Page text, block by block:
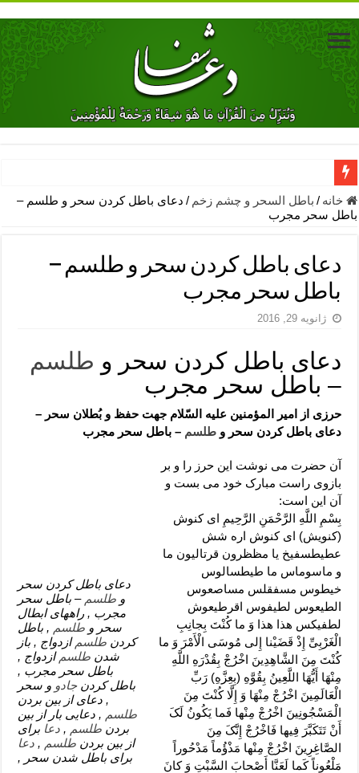
دعای جلب محبت فوری معشوق – دعای جلب محبت شوهر
دعای مشکل گشا برای رفع فقر – ذکرهای روزی‌ بخش
معجزات دعای یا من اظهر الجمیل – دعای یا من اظهر الجمیل برای
مهم ترین اذکار الهی و فضیلت آن ها – ذکر مخصوص مستجاب الدعوه
دعا برای ترس بچه ها در خواب – دعای ترس و بی خوابی کودکان
دعای رفع فقر و طلب رزق و روزی – آیه‌ جلب ثروت و برکت مال
لا حول ولا قوة الا بالله برای چشم زخم – دعای چشم زخم ماشاالله
دعای قوی رفع ترس – دعای مجرب برای آرامش قلب و رفع اضطراب
خانه / باطل السحر و چشم زخم / دعای باطل کردن سحر و طلسم –
باطل سحر مجرب
دعای باطل کردن سحر و طلسم –
باطل سحر مجرب
ژانویه 29, 2016
دعای باطل کردن سحر و طلسم
– باطل سحر مجرب
حرزی از امیر المؤمنین علیه السّلام جهت حفظ و بُطلان سحر –
دعای باطل کردن سحر وطلسم – باطل سحر مجرب
دعای باطل کردن سحر
و طلسم – باطل سحر
مجرب , راههای ابطال
سحر و طلسم , باطل
کردن طلسم ازدواج , باز
شدن طلسم ازدواج ,
باطل سحر مجرب ,
باطل کردنجادو و سحر
, دعای از بین بردن
طلسم , دعایی بار از بین
بردن طلسم , دعا برای
از بین بردن طلسم , دعا
برای باطل شدن سحر ,
آن حضرت مى ‏نوشت این حرز را و بر
بازوى راست مبارک خود مى‏ بست و
آن این است:
بِسْمِ اللَّهِ الرَّحْمَنِ الرَّحِیمِ اى کنوش
(کنویش‏) اى کنوش اره شش
عطیطسفیخ یا مظظرون قرتالیون ما
و ماسوماس ما طیطسالوس
خیطوس مسفقلس مساصعوس
الطیعوس لطیفوس اقرطیعوش
لطفیکس هذا هذا وَ ما کُنْتَ بِجانِبِ
الْغَرْبِیِّ إِذْ قَضَیْنا إِلى‏ مُوسَى الْأَمْرَ وَ ما
کُنْتَ مِنَ الشَّاهِدِینَ اخْرُجْ بِقُدْرَهِ اللَّهِ
مِنْهَا أَیُّهَا اللَّعِینُ بِقُوَّهِ (بِعِزَّهِ) رَبِّ
الْعَالَمِینَ اخْرُجْ مِنْهَا وَ إِلَّا کُنْتَ مِنَ
الْمَسْجُونِینَ اخْرُجْ مِنْها فَما یَکُونُ لَکَ
أَنْ تَتَکَبَّرَ فِیها فَاخْرُجْ‏ إِنَّکَ مِنَ
الصَّاغِرِینَ اخْرُجْ مِنْها مَذْؤُماً مَدْحُوراً
مَلْعُوناً کَما لَعَنَّا أَصْحابَ السَّبْتِ وَ کانَ